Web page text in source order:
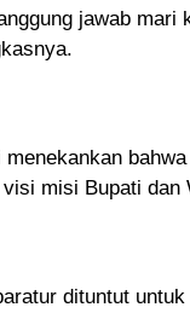
jawab mari
misi Bupati dan
dituntut